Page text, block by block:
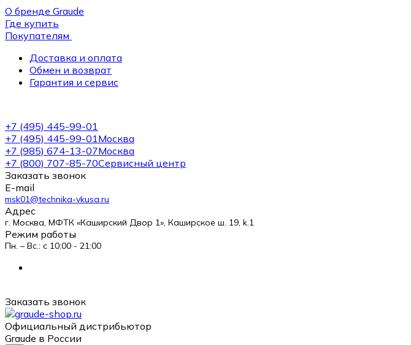
О бренде Graude
Где купить
Покупателям
Доставка и оплата
Обмен и возврат
Гарантия и сервис
+7 (495) 445-99-01
+7 (495) 445-99-01Москва
+7 (985) 674-13-07Москва
+7 (800) 707-85-70Сервисный центр
Заказать звонок
E-mail
msk01@technika-vkusa.ru
Адрес
г. Москва, МФТК «Каширский Двор 1», Каширское ш. 19, k.1
Режим работы
Пн. – Вс.: с 10:00 - 21:00
Заказать звонок
Официальный дистрибьютор
Graude в России